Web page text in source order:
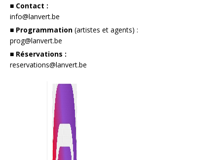
■ Contact :
info@lanvert.be
■ Programmation (artistes et agents) :
prog@lanvert.be
■ Réservations :
reservations@lanvert.be